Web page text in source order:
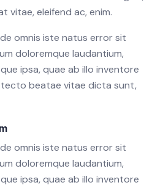
vitae, eleifend ac, enim.
omnis iste natus error sit
doloremque laudantium,
ipsa, quae ab illo inventore
beatae vitae dicta sunt,
omnis iste natus error sit
doloremque laudantium,
ipsa, quae ab illo inventore